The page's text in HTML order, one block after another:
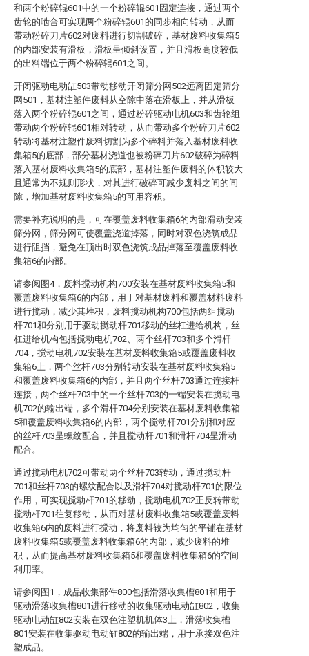
和两个粉碎辊601中的一个粉碎辊601固定连接，通过两个
齿轮的啮合可实现两个粉碎辊601的同步相向转动，从而
带动粉碎刀片602对废料进行切割破碎，基材废料收集箱5
的内部安装有滑板，滑板呈倾斜设置，并且滑板高度较低
的出料端位于两个粉碎辊601之间。
开闭驱动电动缸503带动移动开闭筛分网502远离固定筛分
网501，基材注塑件废料从空隙中落在滑板上，并从滑板
落入两个粉碎辊601之间，通过粉碎驱动电机603和齿轮组
带动两个粉碎辊601相对转动，从而带动多个粉碎刀片602
转动将基材注塑件废料切割为多个碎料并落入基材废料收
集箱5的底部，部分基材浇道也被粉碎刀片602破碎为碎料
落入基材废料收集箱5的底部，基材注塑件废料的体积较大
且通常为不规则形状，对其进行破碎可减少废料之间的间
隙，增加基材废料收集箱5的可用容积。
需要补充说明的是，可在覆盖废料收集箱6的内部滑动安装
筛分网，筛分网可使覆盖浇道掉落，同时对双色浇筑成品
进行阻挡，避免在顶出时双色浇筑成品掉落至覆盖废料收
集箱6的内部。
请参阅图4，废料搅动机构700安装在基材废料收集箱5和
覆盖废料收集箱6的内部，用于对基材废料和覆盖材料废料
进行搅动，减少其堆积，废料搅动机构700包括两组搅动
杆701和分别用于驱动搅动杆701移动的丝杠进给机构，丝
杠进给机构包括搅动电机702、两个丝杆703和多个滑杆
704，搅动电机702安装在基材废料收集箱5或覆盖废料收
集箱6上，两个丝杆703分别转动安装在基材废料收集箱5
和覆盖废料收集箱6的内部，并且两个丝杆703通过连接杆
连接，两个丝杆703中的一个丝杆703的一端安装在搅动电
机702的输出端，多个滑杆704分别安装在基材废料收集箱
5和覆盖废料收集箱6的内部，两个搅动杆701分别和对应
的丝杆703呈螺纹配合，并且搅动杆701和滑杆704呈滑动
配合。
通过搅动电机702可带动两个丝杆703转动，通过搅动杆
701和丝杆703的螺纹配合以及滑杆704对搅动杆701的限位
作用，可实现搅动杆701的移动，搅动电机702正反转带动
搅动杆701往复移动，从而对基材废料收集箱5或覆盖废料
收集箱6内的废料进行搅动，将废料较为均匀的平铺在基材
废料收集箱5或覆盖废料收集箱6的内部，减少废料的堆
积，从而提高基材废料收集箱5和覆盖废料收集箱6的空间
利用率。
请参阅图1，成品收集部件800包括滑落收集槽801和用于
驱动滑落收集槽801进行移动的收集驱动电动缸802，收集
驱动电动缸802安装在双色注塑机机体3上，滑落收集槽
801安装在收集驱动电动缸802的输出端，用于承接双色注
塑成品。